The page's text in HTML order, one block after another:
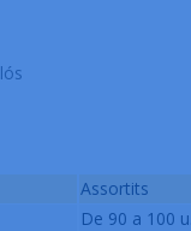
Assortits
De 90 a 100